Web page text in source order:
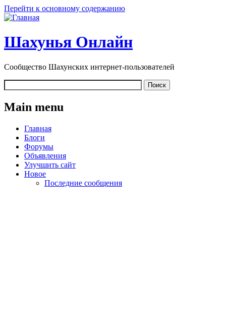
Перейти к основному содержанию
Шахунья Онлайн
Сообщество Шахунских интернет-пользователей
Main menu
Главная
Блоги
Форумы
Объявления
Улучшить сайт
Новое
Последние сообщения